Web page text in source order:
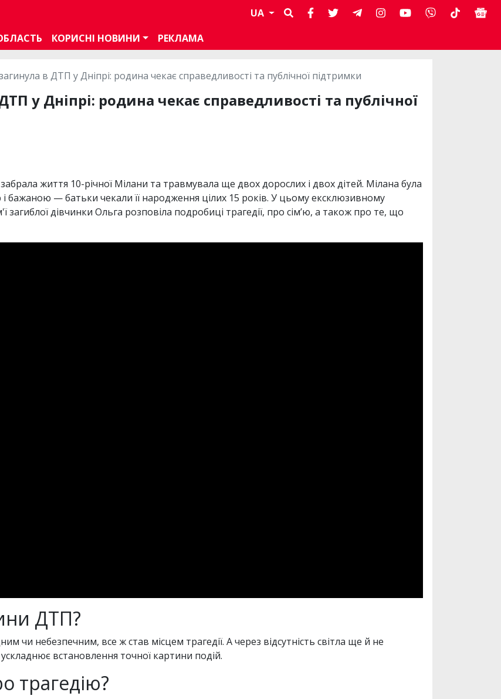
UA
КОРИСНІ НОВИНИ РЕКЛАМА
в ДТП у Дніпрі: родина чекає справедливості та публічної підтримки
у Дніпрі: родина чекає справедливості та публічної
життя 10-річної Мілани та травмувала ще двох дорослих і двох дітей. Мілана була
— батьки чекали її народження цілих 15 років. У цьому ексклюзивному
загиблої дівчинки Ольга розповіла подробиці трагедії, про сім’ю, а також про те, що
ДТП?
чи небезпечним, все ж став місцем трагедії. А через відсутність світла ще й не
встановлення точної картини подій.
трагедію?